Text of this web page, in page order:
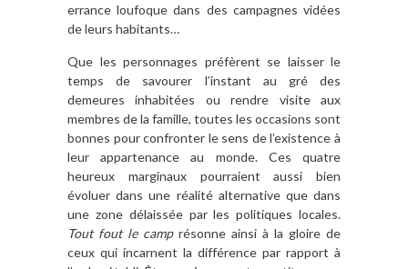
errance loufoque dans des campagnes vidées
de leurs habitants…
Que les personnages préfèrent se laisser le
temps de savourer l’instant au gré des
demeures inhabitées ou rendre visite aux
membres de la famille, toutes les occasions sont
bonnes pour confronter le sens de l’existence à
leur appartenance au monde. Ces quatre
heureux marginaux pourraient aussi bien
évoluer dans une réalité alternative que dans
une zone délaissée par les politiques locales.
Tout fout le camprésonne ainsi à la gloire de
ceux qui incarnent la différence par rapport à